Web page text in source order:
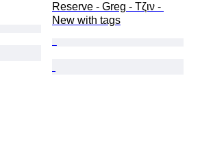
Reserve - Greg - Τζιν -
New with tags